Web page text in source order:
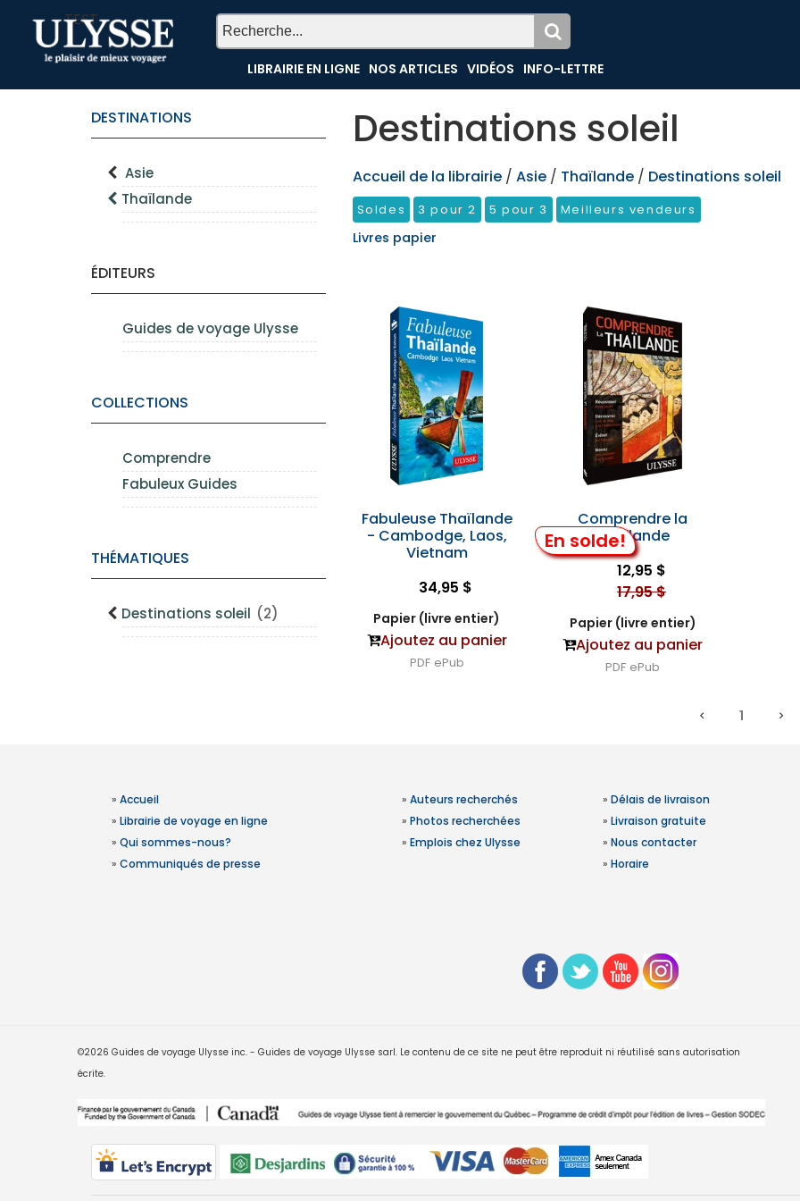
TEST
LIBRAIRIE EN LIGNE NOS ARTICLES VIDÉOS INFO-LETTRE
DESTINATIONS
Asie
Thaïlande
ÉDITEURS
Guides de voyage Ulysse
COLLECTIONS
Comprendre
Fabuleux Guides
THÉMATIQUES
Destinations soleil (2)
Destinations soleil
Accueil de la librairie / Asie / Thaïlande / Destinations soleil
Soldes 3 pour 2 5 pour 3 Meilleurs vendeurs
Livres papier
Fabuleuse Thaïlande
- Cambodge, Laos,
Vietnam
34,95 $
Papier (livre entier)
Ajoutez au panier
PDF ePub
En solde!
Comprendre la
Thaïlande
12,95 $
17,95 $
Papier (livre entier)
Ajoutez au panier
PDF ePub
1
» Accueil
» Librairie de voyage en ligne
» Qui sommes-nous?
» Communiqués de presse
» Auteurs recherchés
» Photos recherchées
» Emplois chez Ulysse
» Délais de livraison
» Livraison gratuite
» Nous contacter
» Horaire
©2026 Guides de voyage Ulysse inc. - Guides de voyage Ulysse sarl. Le contenu de ce site ne peut être reproduit ni réutilisé sans autorisation
écrite.